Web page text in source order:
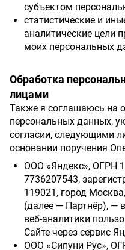
субъектом
статистические и
аналитические цели
моих персональных
Обработка
лицами
Также я соглашаюсь на
персональных данных,
согласии, следующими
основании поручения
ООО «Яндекс», ОГРН
7736207543,
119021, город
(далее — Партнёр), —
веб-аналитики
Сайте через сервис
ООО «Сипуни Рус»,